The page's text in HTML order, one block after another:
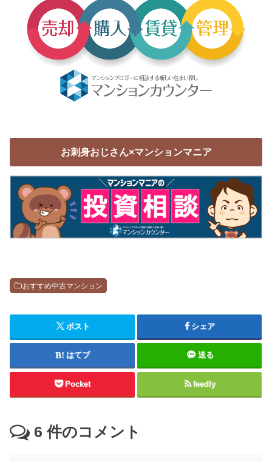
お刺身おじさん×マンションマニア
おすすめ中古マンション
ポスト シェア
はてブ 送る
Pocket feedly
6 件のコメント